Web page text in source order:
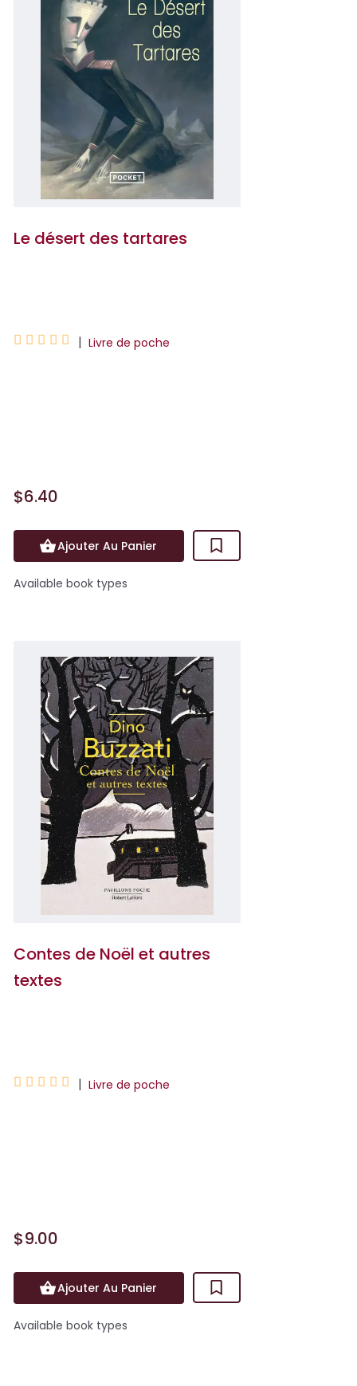
Le désert des tartares
     | Livre de poche
$6.40
Ajouter Au Panier
Available book types
Contes de Noël et autres
textes
     | Livre de poche
$9.00
Ajouter Au Panier
Available book types